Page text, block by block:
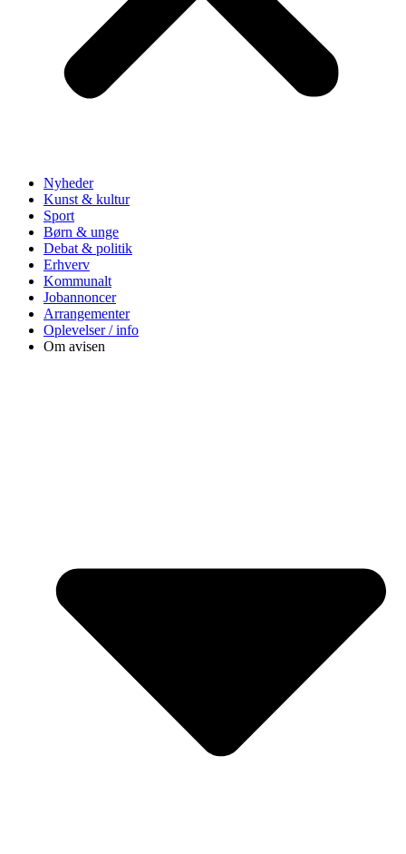
Nyheder
Kunst & kultur
Sport
Børn & unge
Debat & politik
Erhverv
Kommunalt
Jobannoncer
Arrangementer
Oplevelser / info
Om avisen